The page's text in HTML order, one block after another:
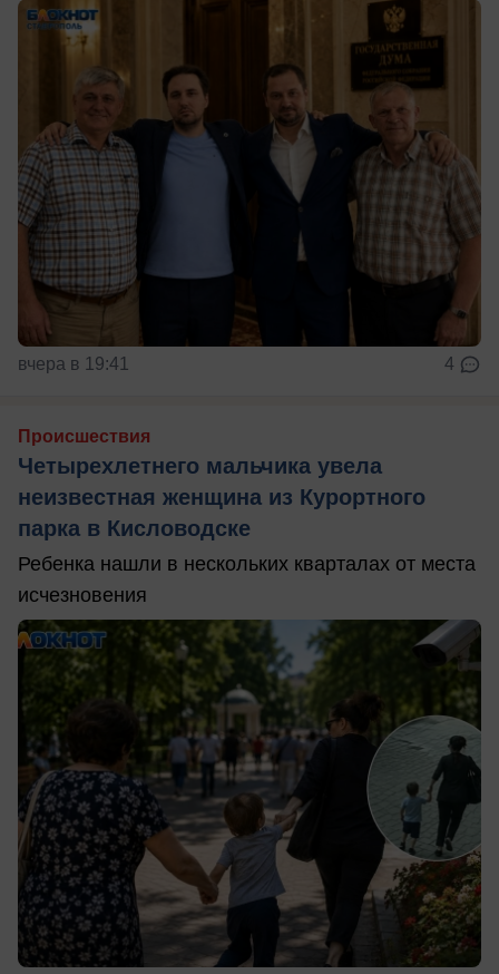
вчера в 19:41 4
Происшествия
Четырехлетнего мальчика увела
неизвестная женщина из Курортного
парка в Кисловодске
Ребенка нашли в нескольких кварталах от места
исчезновения